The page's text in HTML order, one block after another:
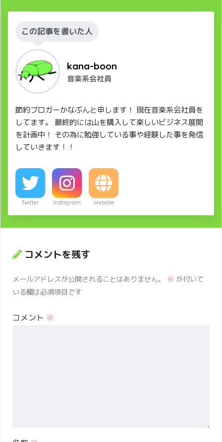
この記事を書いた人
kana-boon
音楽系会社員
節約ブロガーかなぶんと申します！ 現在音楽系会社員を
してます。 最終的には山を購入して楽しいビジネス展開
を計画中！ その為に勉強している事や経験した事を発信
していきます！！
Twitter Instagram Website
コメントを残す
メールアドレスが公開されることはありません。 ※ が付いて
いる欄は必須項目です
コメント ※